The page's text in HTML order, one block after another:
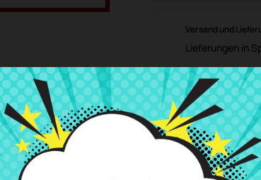
Versand und
Lieferungen in
Rückgaberecht
Du kannst jedes